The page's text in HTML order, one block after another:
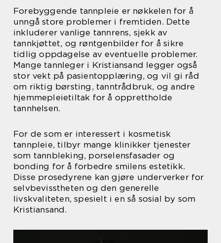
Forebyggende tannpleie er nøkkelen for å
unngå store problemer i fremtiden. Dette
inkluderer vanlige tannrens, sjekk av
tannkjøttet, og røntgenbilder for å sikre
tidlig oppdagelse av eventuelle problemer.
Mange tannleger i Kristiansand legger også
stor vekt på pasientopplæring, og vil gi råd
om riktig børsting, tanntrådbruk, og andre
hjemmepleietiltak for å opprettholde
tannhelsen.
For de som er interessert i kosmetisk
tannpleie, tilbyr mange klinikker tjenester
som tannbleking, porselensfasader og
bonding for å forbedre smilens estetikk.
Disse prosedyrene kan gjøre underverker for
selvbevisstheten og den generelle
livskvaliteten, spesielt i en så sosial by som
Kristiansand.